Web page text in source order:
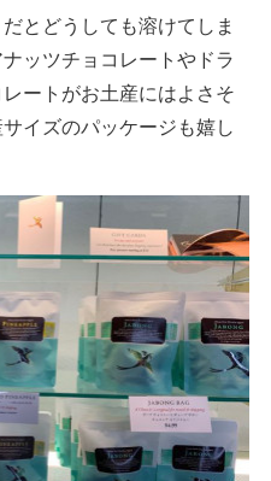
とどうしても溶けてしま
ッツチョコレートやドラ
ートがお土産にはよさそ
イズのパッケージも嬉し